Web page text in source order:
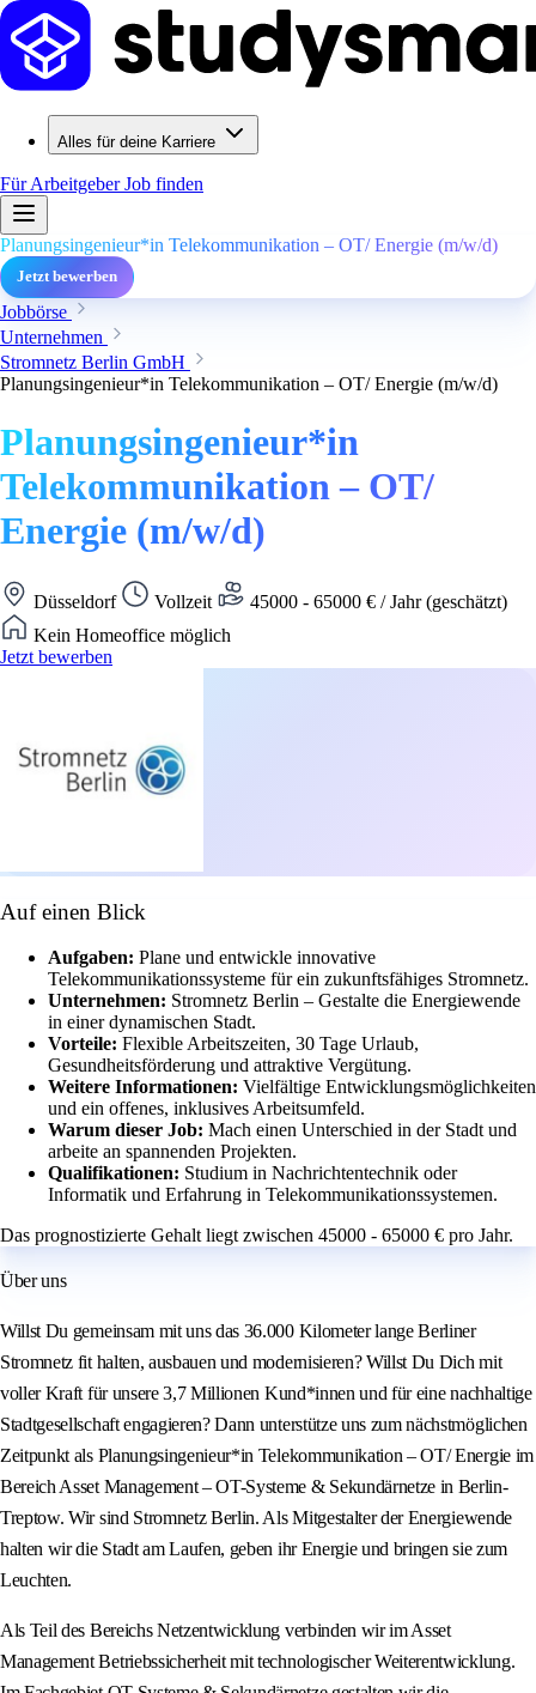
Alles für deine Karriere
Für ArbeitgeberJob finden
Planungsingenieur*in Telekommunikation – OT/ Energie (m/w/d)
Jetzt bewerben
Jobbörse
Unternehmen
Stromnetz Berlin GmbH
Planungsingenieur*in Telekommunikation – OT/ Energie (m/w/d)
Planungsingenieur*in
Telekommunikation – OT/
Energie (m/w/d)
Düsseldorf Vollzeit
45000 - 65000 € / Jahr (geschätzt)
Kein Homeoffice möglich
Jetzt bewerben
Auf einen Blick
Aufgaben: Plane und entwickle innovative
Telekommunikationssysteme für ein zukunftsfähiges Stromnetz.
Unternehmen: Stromnetz Berlin – Gestalte die Energiewende
in einer dynamischen Stadt.
Vorteile: Flexible Arbeitszeiten, 30 Tage Urlaub,
Gesundheitsförderung und attraktive Vergütung.
Weitere Informationen: Vielfältige Entwicklungsmöglichkeiten
und ein offenes, inklusives Arbeitsumfeld.
Warum dieser Job: Mach einen Unterschied in der Stadt und
arbeite an spannenden Projekten.
Qualifikationen: Studium in Nachrichtentechnik oder
Informatik und Erfahrung in Telekommunikationssystemen.
Das prognostizierte Gehalt liegt zwischen 45000 - 65000 € pro Jahr.
Über uns
Willst Du gemeinsam mit uns das 36.000 Kilometer lange Berliner
Stromnetz fit halten, ausbauen und modernisieren? Willst Du Dich mit
voller Kraft für unsere 3,7 Millionen Kund*innen und für eine nachhaltige
Stadtgesellschaft engagieren? Dann unterstütze uns zum nächstmöglichen
Zeitpunkt als Planungsingenieur*in Telekommunikation – OT/ Energie im
Bereich Asset Management – OT-Systeme & Sekundärnetze in Berlin-
Treptow. Wir sind Stromnetz Berlin. Als Mitgestalter der Energiewende
halten wir die Stadt am Laufen, geben ihr Energie und bringen sie zum
Leuchten.
Als Teil des Bereichs Netzentwicklung verbinden wir im Asset
Management Betriebssicherheit mit technologischer Weiterentwicklung.